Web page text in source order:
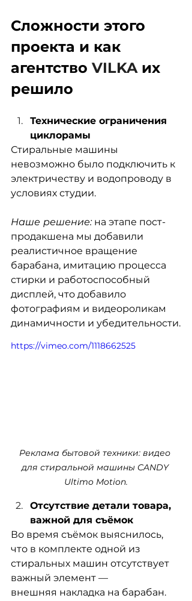
Сложности этого
проекта и как
агентство VILKA их
решило
Технические ограничения
циклорамы
Стиральные машины
невозможно было подключить к
электричеству и водопроводу в
условиях студии.
Наше решение: на этапе пост-
продакшена мы добавили
реалистичное вращение
барабана, имитацию процесса
стирки и работоспособный
дисплей, что добавило
фотографиям и видеороликам
динамичности и убедительности.
https://vimeo.com/1118662525
Реклама бытовой техники: видео
для стиральной машины CANDY
Ultimo Motion.
Отсутствие детали товара,
важной для съёмок
Во время съёмок выяснилось,
что в комплекте одной из
стиральных машин отсутствует
важный элемент —
внешняя накладка на барабан.